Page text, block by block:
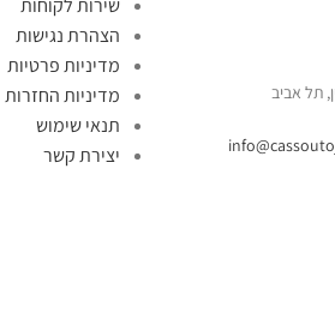
הצהרת נגישות
מדיניות פרטיות
מדיניות החזרות
תנאי שימוש
יצירת קשר